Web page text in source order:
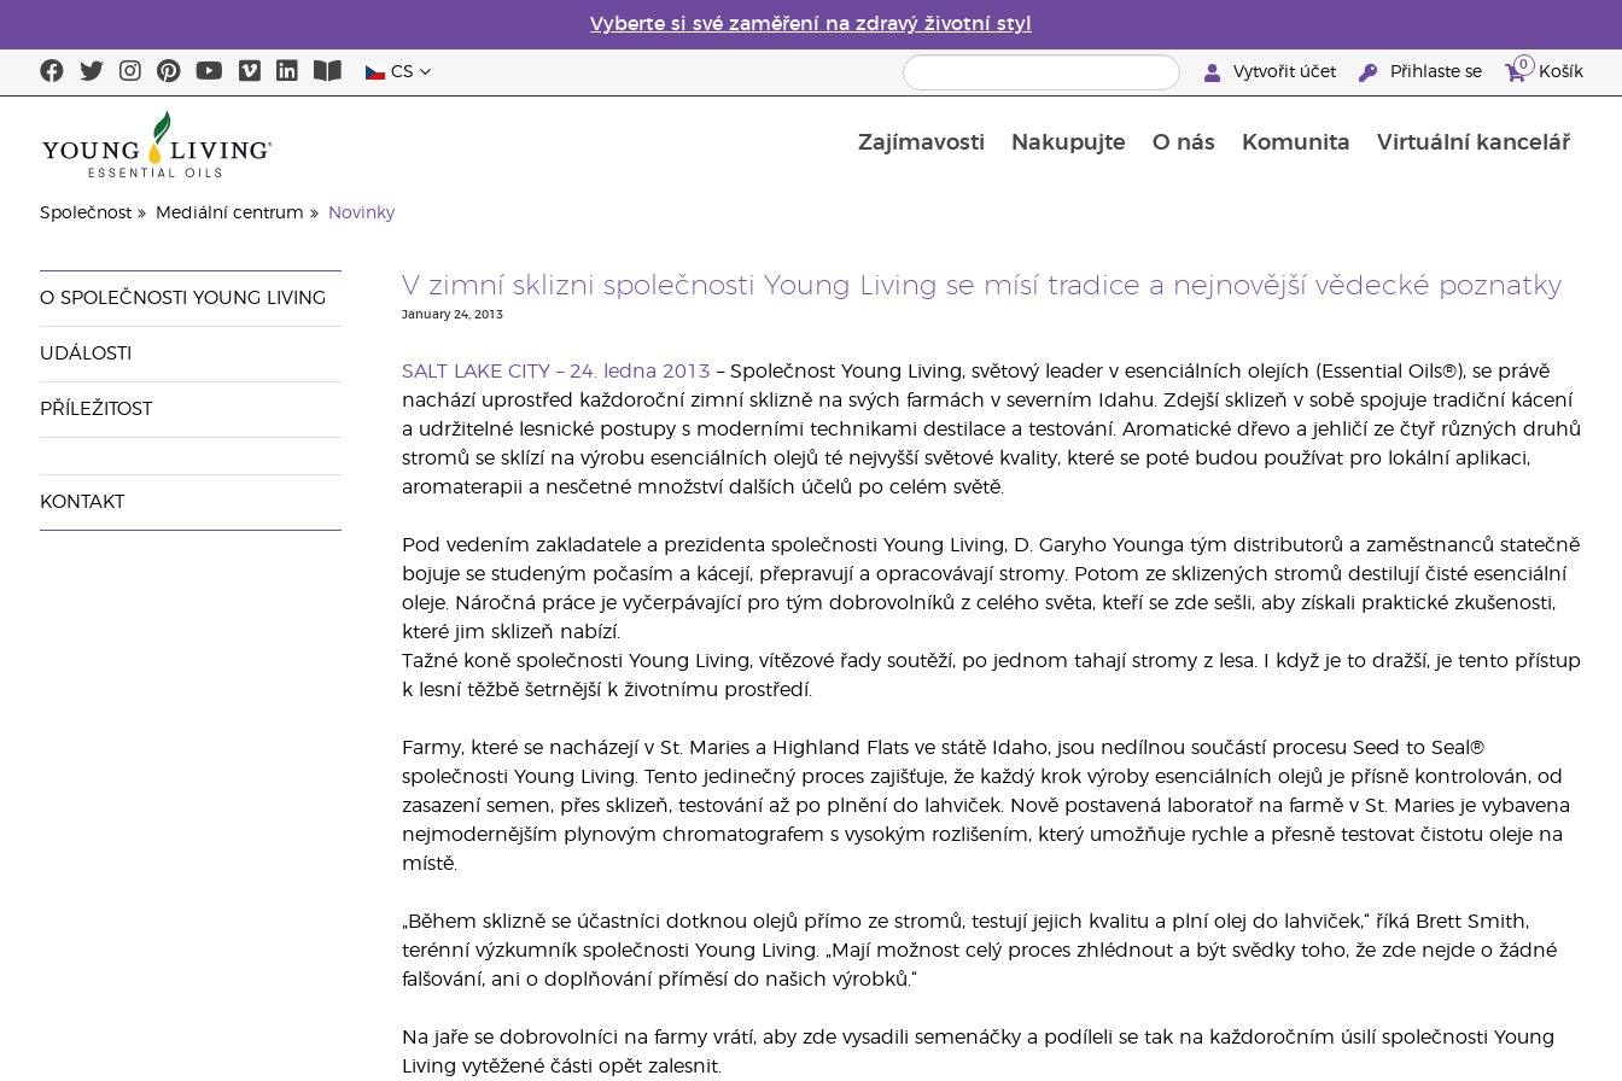
Vyberte si své zaměření na zdravý životní styl
CS Vytvořit účet Přihlaste se 0 Košík
Zajímavosti Nakupujte O nás Komunita Virtuální kancelář
Společnost Mediální centrum Novinky
O SPOLEČNOSTI YOUNG LIVING
UDÁLOSTI
PŘÍLEŽITOST
KONTAKT
V zimní sklizni společnosti Young Living se mísí tradice a nejnovější vědecké poznatky
January 24, 2013
SALT LAKE CITY – 24. ledna 2013 – Společnost Young Living, světový leader v esenciálních olejích (Essential Oils®), se právě
nachází uprostřed každoroční zimní sklizně na svých farmách v severním Idahu. Zdejší sklizeň v sobě spojuje tradiční kácení
a udržitelné lesnické postupy s moderními technikami destilace a testování. Aromatické dřevo a jehličí ze čtyř různých druhů
stromů se sklízí na výrobu esenciálních olejů té nejvyšší světové kvality, které se poté budou používat pro lokální aplikaci,
aromaterapii a nesčetné množství dalších účelů po celém světě.
Pod vedením zakladatele a prezidenta společnosti Young Living, D. Garyho Younga tým distributorů a zaměstnanců statečně
bojuje se studeným počasím a kácejí, přepravují a opracovávají stromy. Potom ze sklizených stromů destilují čisté esenciální
oleje. Náročná práce je vyčerpávající pro tým dobrovolníků z celého světa, kteří se zde sešli, aby získali praktické zkušenosti,
které jim sklizeň nabízí.
Tažné koně společnosti Young Living, vítězové řady soutěží, po jednom tahají stromy z lesa. I když je to dražší, je tento přístup
k lesní těžbě šetrnější k životnímu prostředí.
Farmy, které se nacházejí v St. Maries a Highland Flats ve státě Idaho, jsou nedílnou součástí procesu Seed to Seal®
společnosti Young Living. Tento jedinečný proces zajišťuje, že každý krok výroby esenciálních olejů je přísně kontrolován, od
zasazení semen, přes sklizeň, testování až po plnění do lahviček. Nově postavená laboratoř na farmě v St. Maries je vybavena
nejmodernějším plynovým chromatografem s vysokým rozlišením, který umožňuje rychle a přesně testovat čistotu oleje na
místě.
„Během sklizně se účastníci dotknou olejů přímo ze stromů, testují jejich kvalitu a plní olej do lahviček,“ říká Brett Smith,
terénní výzkumník společnosti Young Living. „Mají možnost celý proces zhlédnout a být svědky toho, že zde nejde o žádné
falšování, ani o doplňování příměsí do našich výrobků.“
Na jaře se dobrovolníci na farmy vrátí, aby zde vysadili semenáčky a podíleli se tak na každoročním úsilí společnosti Young
Living vytěžené části opět zalesnit.